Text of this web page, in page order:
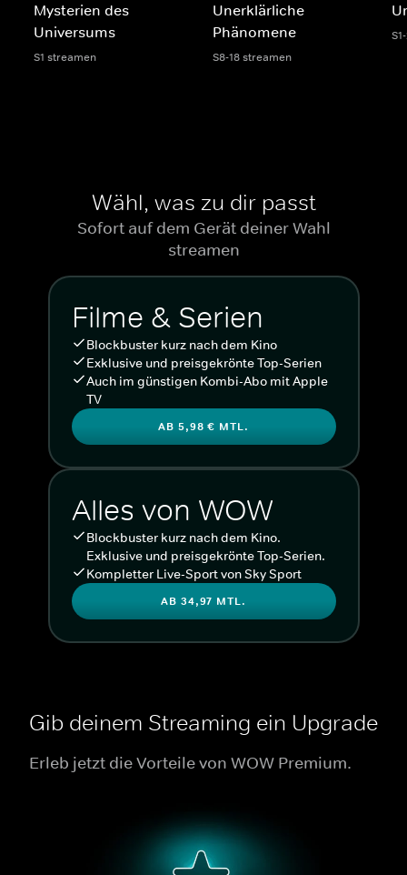
Mysterien des
Universums
S1 streamen
Unerklärliche
Phänomene
S8-18 streamen
Wähl, was zu dir passt
Sofort auf dem Gerät deiner Wahl
streamen
Filme & Serien
Blockbuster kurz nach dem Kino
Exklusive und preisgekrönte Top-Serien
Auch im günstigen Kombi-Abo mit Apple
TV
AB 5,98 € MTL.
Alles von WOW
Blockbuster kurz nach dem Kino.
Exklusive und preisgekrönte Top-Serien.
Kompletter Live-Sport von Sky Sport
AB 34,97 MTL.
Gib deinem Streaming ein Upgrade
Erleb jetzt die Vorteile von WOW Premium.